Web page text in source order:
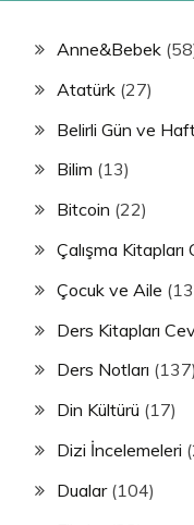
Anne&Bebek
Atatürk (27)
Belirli Gün ve
Bilim (13)
Bitcoin (22)
Çalışma Kitapları
Çocuk ve Aile
Ders Kitapları
Ders Notları (137)
Din Kültürü (17)
Dizi İncelemeleri
Dualar(104)